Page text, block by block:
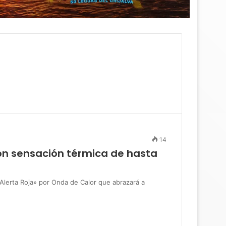
14
sensación térmica de hasta
Roja» por Onda de Calor que abrazará a